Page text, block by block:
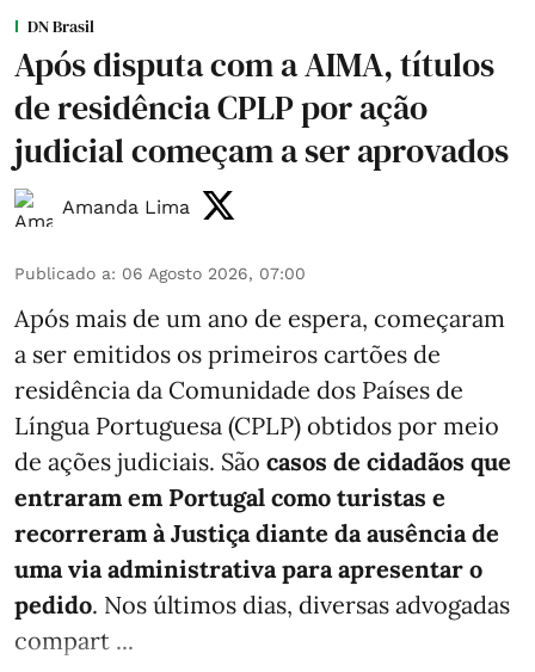
DN Brasil
Após disputa com a AIMA, títulos
de residência CPLP por ação
judicial começam a ser aprovados
Amanda Lima
Publicado a: 06 Agosto 2026, 07:00
Após mais de um ano de espera, começaram
a ser emitidos os primeiros cartões de
residência da Comunidade dos Países de
Língua Portuguesa (CPLP) obtidos por meio
de ações judiciais. São casos de cidadãos que
entraram em Portugal como turistas e
recorreram à Justiça diante da ausência de
uma via administrativa para apresentar o
pedido. Nos últimos dias, diversas advogadas
compart ...